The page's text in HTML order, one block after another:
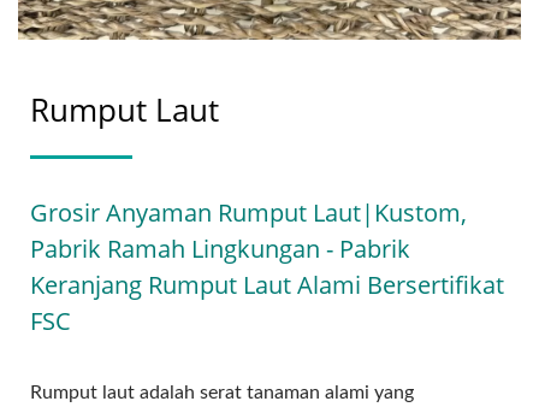
Rumput Laut
Grosir Anyaman Rumput Laut|Kustom,
Pabrik Ramah Lingkungan - Pabrik
Keranjang Rumput Laut Alami Bersertifikat
FSC
Rumput laut adalah serat tanaman alami yang